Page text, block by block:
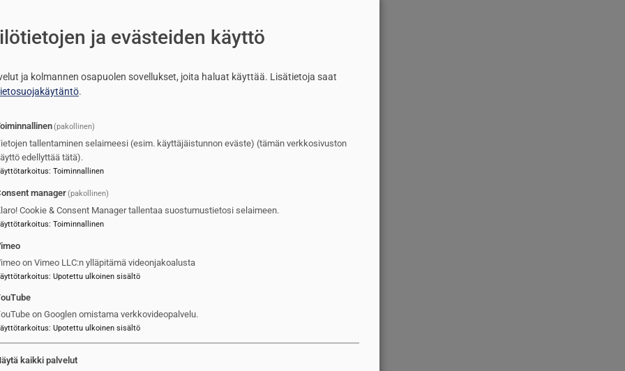
Kuva
ja evästeiden käyttö
ja kolmannen osapuolen sovellukset, joita haluat käyttää. Lisätietoja saat
.
(pakollinen)
tallentaminen selaimeesi (esim. käyttäjäistunnon eväste) (tämän verkkosivuston
edellyttää tätä).
: Toiminnallinen
manager(pakollinen)
Cookie & Consent Manager tallentaa suostumustietosi selaimeen.
: Toiminnallinen
on Vimeo LLC:n ylläpitämä videonjakoalusta
: Upotettu ulkoinen sisältö
on Googlen omistama verkkovideopalvelu.
: Upotettu ulkoinen sisältö
kaikki palvelut